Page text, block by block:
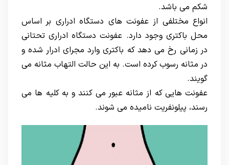
شکم می باشد.
انواع مختلفی از عفونت های دستگاه ادراری بر اساس
محل باکتری وجود دارد. عفونت دستگاه ادراری تحتانی
در زمانی رخ می دهد که باکتری وارد مجرای ادرار شده و
در مثانه رسوب کرده است. به این حالت التهاب مثانه می
گویند.
عفونت هایی که از مثانه عبور می کنند و به کلیه ها می
رسند، پیلونفریت نامیده می شوند.